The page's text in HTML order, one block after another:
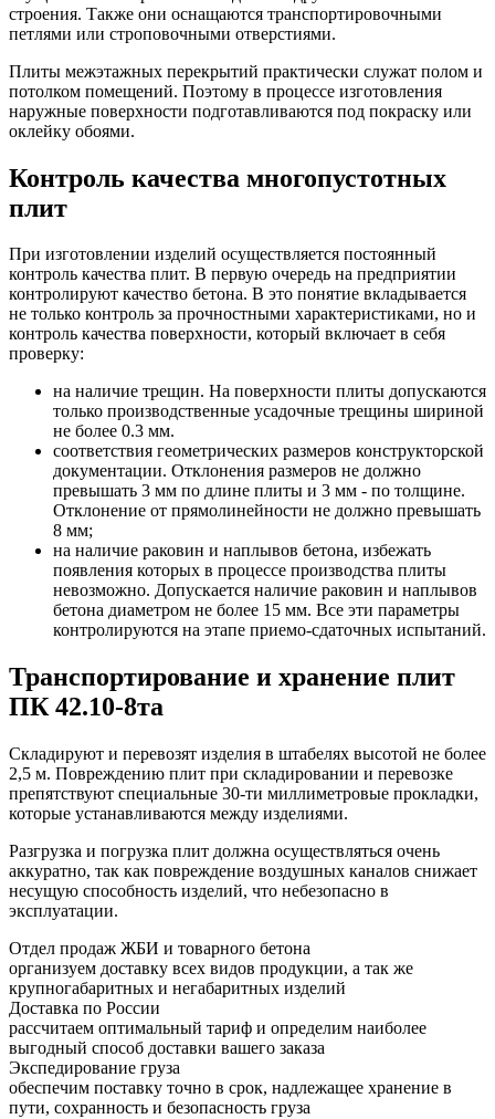
строения. Также они оснащаются транспортировочными
петлями или строповочными отверстиями.
Плиты межэтажных перекрытий практически служат полом и
потолком помещений. Поэтому в процессе изготовления
наружные поверхности подготавливаются под покраску или
оклейку обоями.
Контроль качества многопустотных
плит
При изготовлении изделий осуществляется постоянный
контроль качества плит. В первую очередь на предприятии
контролируют качество бетона. В это понятие вкладывается
не только контроль за прочностными характеристиками, но и
контроль качества поверхности, который включает в себя
проверку:
на наличие трещин. На поверхности плиты допускаются
только производственные усадочные трещины шириной
не более 0.3 мм.
соответствия геометрических размеров конструкторской
документации. Отклонения размеров не должно
превышать 3 мм по длине плиты и 3 мм - по толщине.
Отклонение от прямолинейности не должно превышать
8 мм;
на наличие раковин и наплывов бетона, избежать
появления которых в процессе производства плиты
невозможно. Допускается наличие раковин и наплывов
бетона диаметром не более 15 мм. Все эти параметры
контролируются на этапе приемо-сдаточных испытаний.
Транспортирование и хранение плит
ПК 42.10-8та
Складируют и перевозят изделия в штабелях высотой не более
2,5 м. Повреждению плит при складировании и перевозке
препятствуют специальные 30-ти миллиметровые прокладки,
которые устанавливаются между изделиями.
Разгрузка и погрузка плит должна осуществляться очень
аккуратно, так как повреждение воздушных каналов снижает
несущую способность изделий, что небезопасно в
эксплуатации.
Отдел продаж ЖБИ и товарного бетона
организуем доставку всех видов продукции, а так же
крупногабаритных и негабаритных изделий
Доставка по России
рассчитаем оптимальный тариф и определим наиболее
выгодный способ доставки вашего заказа
Экспедирование груза
обеспечим поставку точно в срок, надлежащее хранение в
пути, сохранность и безопасность груза